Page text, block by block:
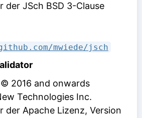
der JSch BSD 3-Clause
mwiede/jsch
2016 and onwards
Technologies Inc.
der Apache Lizenz, Version